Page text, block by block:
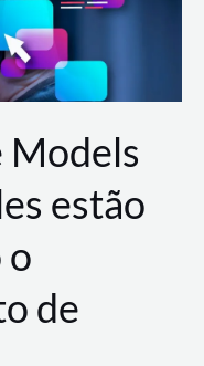
Models
estão
o
de